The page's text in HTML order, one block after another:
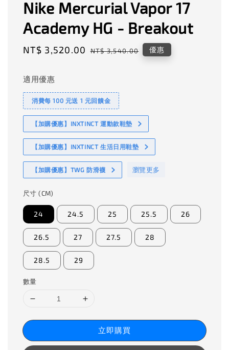
Nike Mercurial Vapor 17
Academy HG - Breakout
Sale
NT$ 3,520.00 Regular
NT$ 3,540.00 優惠
適用優惠
消費每 100 元送 1 元回饋金
【加購優惠】INXTINCT 運動款鞋墊
【加購優惠】INXTINCT 生活日用鞋墊
【加購優惠】TWG 防滑襪 瀏覽更多
尺寸 (CM)
24 24.5 25 25.5 26
26.5 27 27.5 28
28.5 29
數量
立即購買